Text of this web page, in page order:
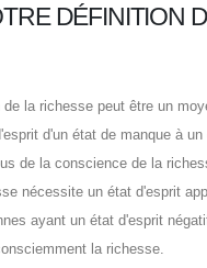
DÉFINITION
la richesse peut être un
d'un état de manque à un
de la conscience de la
nécessite un état d'esprit
ayant un état d'esprit
la richesse.